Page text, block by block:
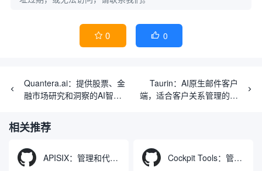
 0  0
Quantera.ai：提供股票、金
融市场研究和洞察的AI智能
Taurin：AI原生邮件客户
端，适合客户关系管理的邮
相关推荐
APISIX：管理和代理API及大模型流量的高性能网关 Cockpit Tools：管理多个AI编程IDE账号与配置多开独立实例的本地桌面应用